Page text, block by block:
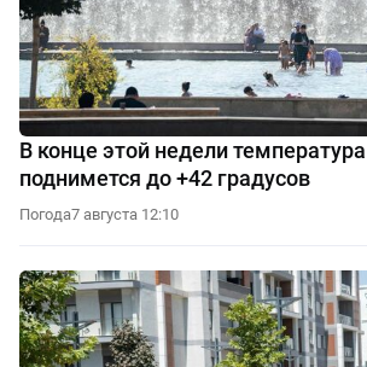
В конце этой недели
поднимется до +42 градусов
Погода7 августа 12:10